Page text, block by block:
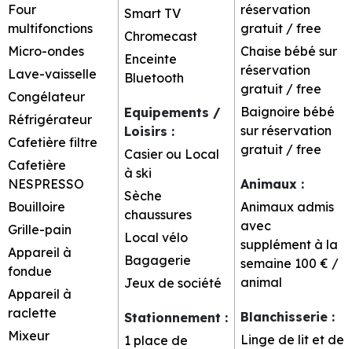
Four
multifonctions
Micro-ondes
Lave-vaisselle
Congélateur
Réfrigérateur
Cafetière filtre
Cafetière
NESPRESSO
Bouilloire
Grille-pain
Appareil à
fondue
Appareil à
raclette
Mixeur
Smart TV
Chromecast
Enceinte
Bluetooth
Equipements /
Loisirs :
Casier ou Local
à ski
Sèche
chaussures
Local vélo
Bagagerie
Jeux de société
Stationnement :
1 place de
réservation
gratuit / free
Chaise bébé sur
réservation
gratuit / free
Baignoire bébé
sur réservation
gratuit / free
Animaux :
Animaux admis
avec
supplément à la
semaine 100 € /
animal
Blanchisserie :
Linge de lit et de